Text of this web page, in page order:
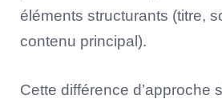
éléments structurants (titre,
contenu principal).
Cette différence d’approche